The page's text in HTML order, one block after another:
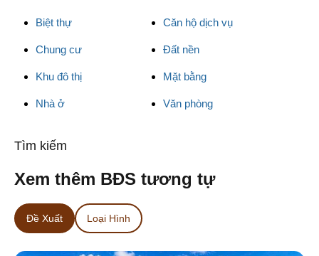
Biệt thự Căn hộ dịch vụ
Chung cư Đất nền
Khu đô thị Mặt bằng
Nhà ở Văn phòng
Tìm kiếm
Xem thêm BĐS tương tự
Đề Xuất Loại Hình